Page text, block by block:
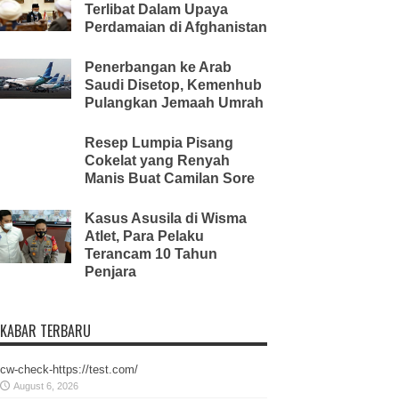
Terlibat Dalam Upaya
Perdamaian di Afghanistan
Penerbangan ke Arab
Saudi Disetop, Kemenhub
Pulangkan Jemaah Umrah
Resep Lumpia Pisang
Cokelat yang Renyah
Manis Buat Camilan Sore
Kasus Asusila di Wisma
Atlet, Para Pelaku
Terancam 10 Tahun
Penjara
KABAR TERBARU
cw-check-https://test.com/
August 6, 2026